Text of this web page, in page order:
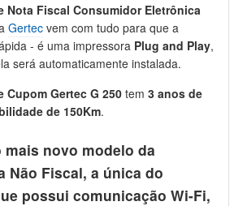
Nota Fiscal Consumidor Eletrônica
Gertec vem com tudo para que a
- é uma impressora Plug and Play,
será automaticamente instalada.
Cupom Gertec G 250 tem3 anos de
de 150Km.
mais novo modelo da
Não Fiscal, a única do
possui comunicação Wi-Fi,